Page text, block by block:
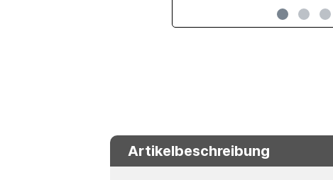
Artikelbeschreibung